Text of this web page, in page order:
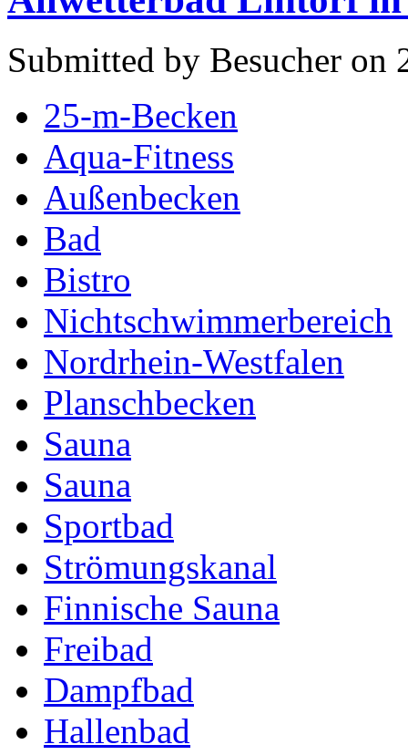
Submitted by Besucher on
25-m-Becken
Aqua-Fitness
Außenbecken
Bad
Bistro
Nichtschwimmerbereich
Nordrhein-Westfalen
Planschbecken
Sauna
Sauna
Sportbad
Strömungskanal
Finnische Sauna
Freibad
Dampfbad
Hallenbad